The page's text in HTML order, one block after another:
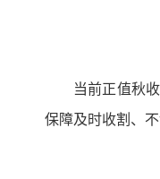
当前正值秋
保障及时收割、